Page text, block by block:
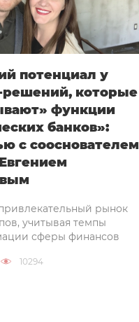
потенциал у
которые
функции
банков»:
с сооснователем
рынок
учитывая темпы
сферы финансов
10294